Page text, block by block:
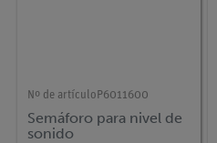
Nº de artículo P6011600
Semáforo para nivel de
sonido